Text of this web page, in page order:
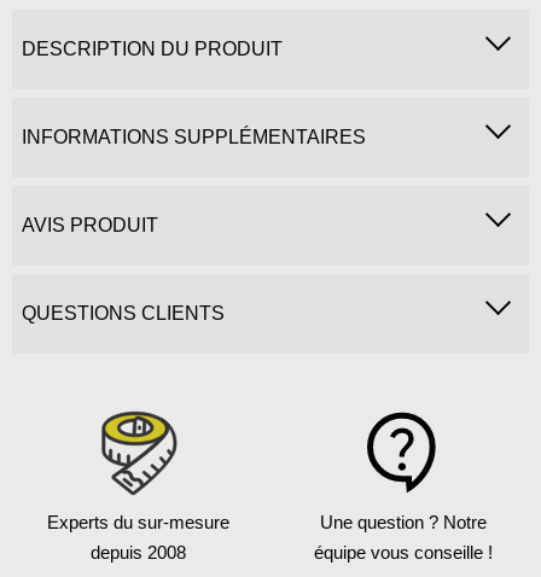
DESCRIPTION DU PRODUIT
INFORMATIONS SUPPLÉMENTAIRES
AVIS PRODUIT
QUESTIONS CLIENTS
Experts du sur-mesure
depuis 2008
Une question ? Notre
équipe vous conseille !